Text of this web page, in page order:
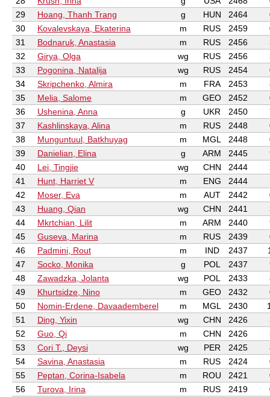
29
Hoang, Thanh Trang g HUN 2464
30
Kovalevskaya, Ekaterina m RUS 2459
31
Bodnaruk, Anastasia m RUS 2456
32
Girya, Olga wg RUS 2456
33
Pogonina, Natalija wg RUS 2454
34
Skripchenko, Almira m FRA 2453
35
Melia, Salome m GEO 2452
36
Ushenina, Anna g UKR 2450
37
Kashlinskaya, Alina m RUS 2448
38
Munguntuul, Batkhuyag m MGL 2448
39
Danielian, Elina g ARM 2445
40
Lei, Tingjie wg CHN 2444
41
Hunt, Harriet V m ENG 2444
42
Moser, Eva m AUT 2442
43
Huang, Qian wg CHN 2441
44
Mkrtchian, Lilit m ARM 2440
45
Guseva, Marina m RUS 2439
46
Padmini, Rout m IND 2437
47
Socko, Monika g POL 2437
48
Zawadzka, Jolanta wg POL 2433
49
Khurtsidze, Nino m GEO 2432
50
Nomin-Erdene, Davaademberel m MGL 2430
51
Ding, Yixin wg CHN 2426
52
Guo, Qi m CHN 2426
53
Cori T., Deysi wg PER 2425
54
Savina, Anastasia m RUS 2424
55
Peptan, Corina-Isabela m ROU 2421
56
Turova, Irina m RUS 2419